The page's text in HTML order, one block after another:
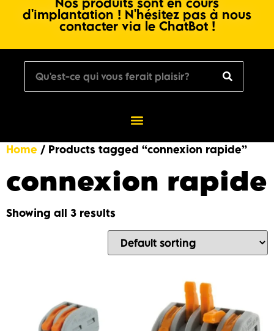
d'implantation ! N'hésitez pas à nous
contacter via le ChatBot !
Home / Products tagged “connexion rapide”
connexion rapide
Showing all 3 results